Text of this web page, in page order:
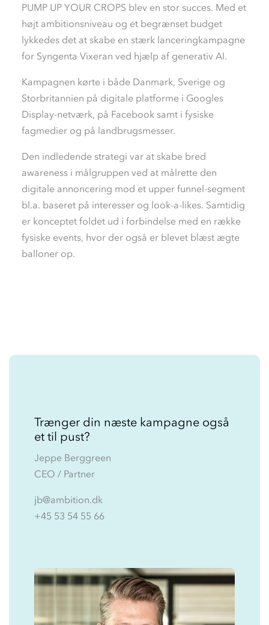
PUMP UP YOUR CROPS blev en stor succes. Med et
højt ambitionsniveau og et begrænset budget
lykkedes det at skabe en stærk lanceringkampagne
for Syngenta Vixeran ved hjælp af generativ AI.
Kampagnen kørte i både Danmark, Sverige og
Storbritannien på digitale platforme i Googles
Display-netværk, på Facebook samt i fysiske
fagmedier og på landbrugsmesser.
Den indledende strategi var at skabe bred
awareness i målgruppen ved at målrette den
digitale annoncering mod et upper funnel-segment
bl.a. baseret på interesser og look-a-likes. Samtidig
er konceptet foldet ud i forbindelse med en række
fysiske events, hvor der også er blevet blæst ægte
balloner op.
Trænger din næste kampagne også
et til pust?
Jeppe Berggreen
CEO / Partner
jb@ambition.dk
+45 53 54 55 66